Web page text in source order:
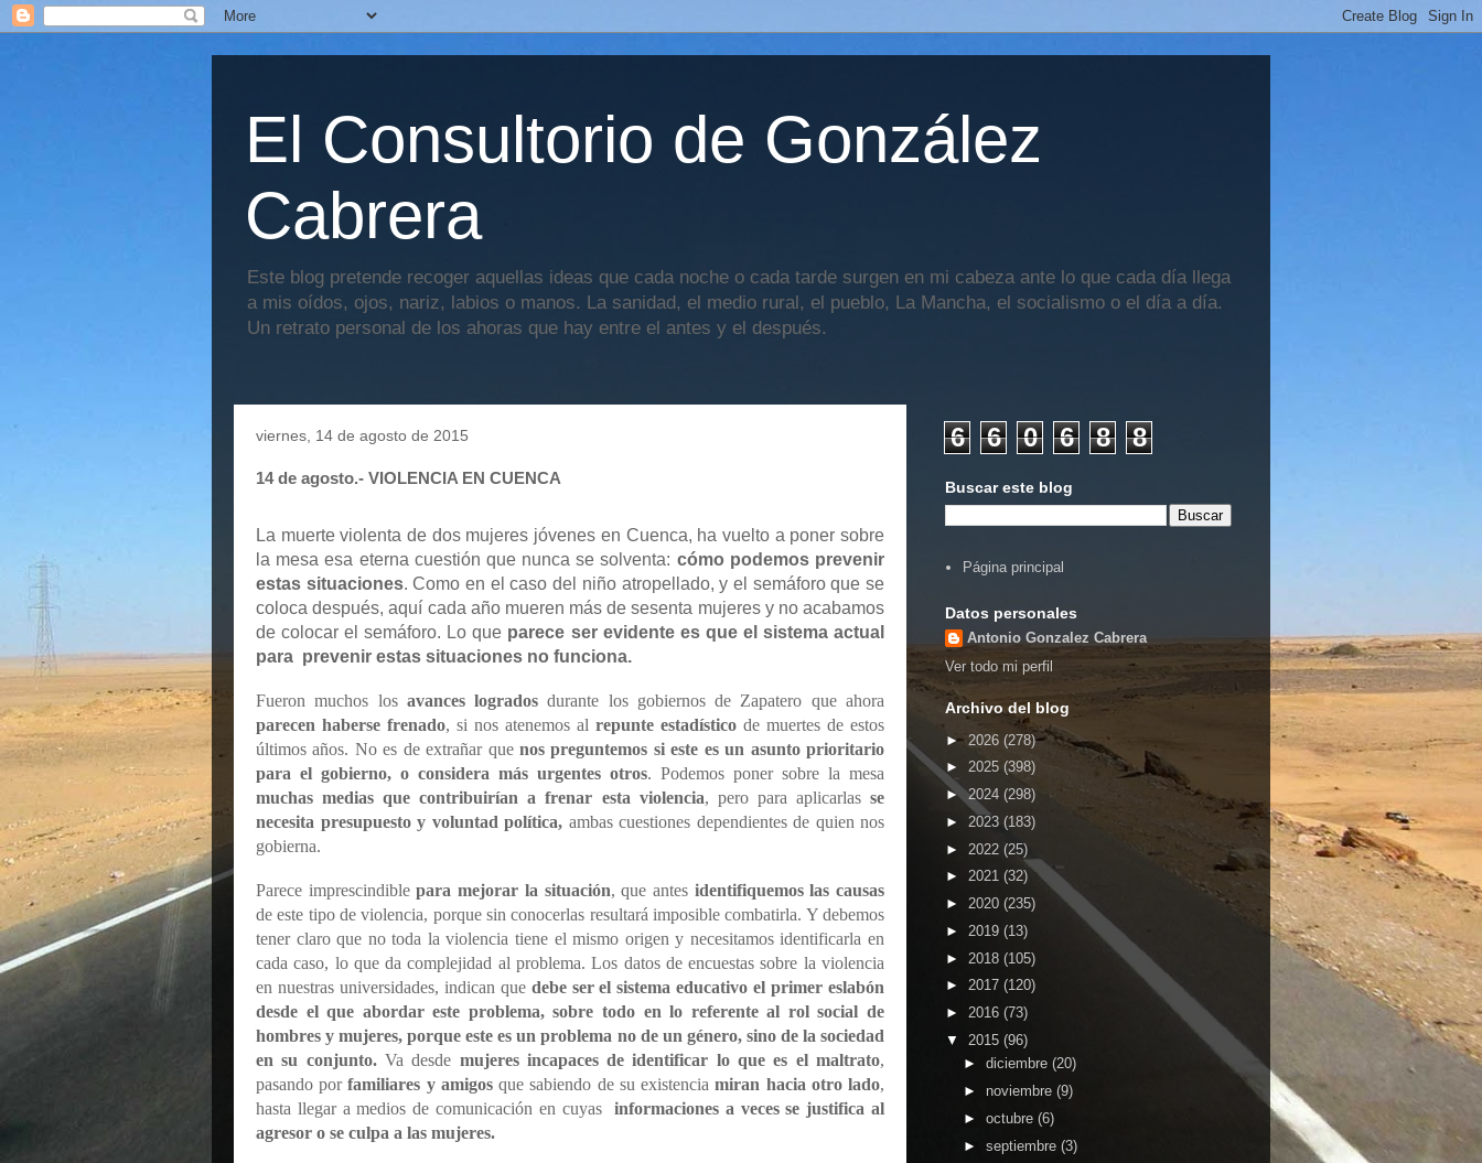
El Consultorio de González
Cabrera
Este blog pretende recoger aquellas ideas que cada noche o cada tarde surgen en mi cabeza ante lo que cada día llega
a mis oídos, ojos, nariz, labios o manos. La sanidad, el medio rural, el pueblo, La Mancha, el socialismo o el día a día.
Un retrato personal de los ahoras que hay entre el antes y el después.
viernes, 14 de agosto de 2015
14 de agosto.- VIOLENCIA EN CUENCA
La muerte violenta de dos mujeres jóvenes en Cuenca, ha vuelto a poner sobre
la mesa esa eterna cuestión que nunca se solventa: cómo podemos prevenir
estas situaciones. Como en el caso del niño atropellado, y el semáforo que se
coloca después, aquí cada año mueren más de sesenta mujeres y no acabamos
de colocar el semáforo. Lo que parece ser evidente es que el sistema actual
para prevenir estas situaciones no funciona.
Fueron muchos los avances logrados durante los gobiernos de Zapatero que ahora
parecen haberse frenado, si nos atenemos al repunte estadístico de muertes de estos
últimos años. No es de extrañar que nos preguntemos si este es un asunto prioritario
para el gobierno, o considera más urgentes otros. Podemos poner sobre la mesa
muchas medias que contribuirían a frenar esta violencia, pero para aplicarlasse
necesita presupuesto y voluntad política, ambas cuestiones dependientes de quien nos
gobierna.
Parece imprescindiblepara mejorar la situación, que antes identifiquemos las causas
de este tipo de violencia, porque sin conocerlas resultará imposible combatirla. Y debemos
tener claro que no toda la violencia tiene el mismo origen y necesitamos identificarla en
cada caso, lo que da complejidad al problema. Los datos de encuestas sobre la violencia
en nuestras universidades, indican que debe ser el sistema educativo el primer eslabón
desde el que abordar este problema, sobre todo en lo referente al rol social de
hombres y mujeres, porque este es un problema no de un género, sino de la sociedad
en su conjunto.Va desde mujeres incapaces de identificar lo que es el maltrato,
pasando porfamiliares y amigosque sabiendo de su existenciamiran hacia otro lado,
hasta llegar a medios de comunicación en cuyasinformaciones a veces se justifica al
agresor o se culpa a las mujeres.
6 6 0 6 8 8
Buscar este blog
Página principal
Datos personales
Antonio Gonzalez Cabrera
Ver todo mi perfil
Archivo del blog
► 2026 (278)
► 2025 (398)
►2024 (298)
► 2023 (183)
► 2022 (25)
► 2021 (32)
► 2020 (235)
► 2019 (13)
► 2018 (105)
► 2017 (120)
► 2016 (73)
▼ 2015 (96)
► diciembre (20)
► noviembre (9)
► octubre (6)
► septiembre (3)